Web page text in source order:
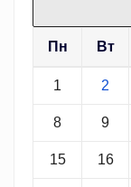
Пн Вт
1 2
8 9
15 16